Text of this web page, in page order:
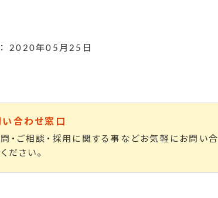
2020年05月25日
い合わせ窓口
・ご相談・採用に関する事などお気軽にお問い合
ださい。